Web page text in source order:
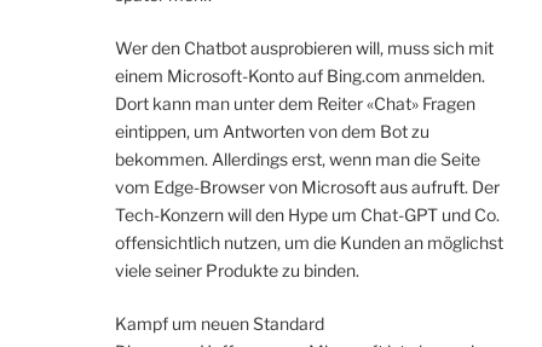
Wer den Chatbot ausprobieren will, muss sich mit
einem Microsoft-Konto auf Bing.com anmelden.
Dort kann man unter dem Reiter «Chat» Fragen
eintippen, um Antworten von dem Bot zu
bekommen. Allerdings erst, wenn man die Seite
vom Edge-Browser von Microsoft aus aufruft. Der
Tech-Konzern will den Hype um Chat-GPT und Co.
offensichtlich nutzen, um die Kunden an möglichst
viele seiner Produkte zu binden.
Kampf um neuen Standard